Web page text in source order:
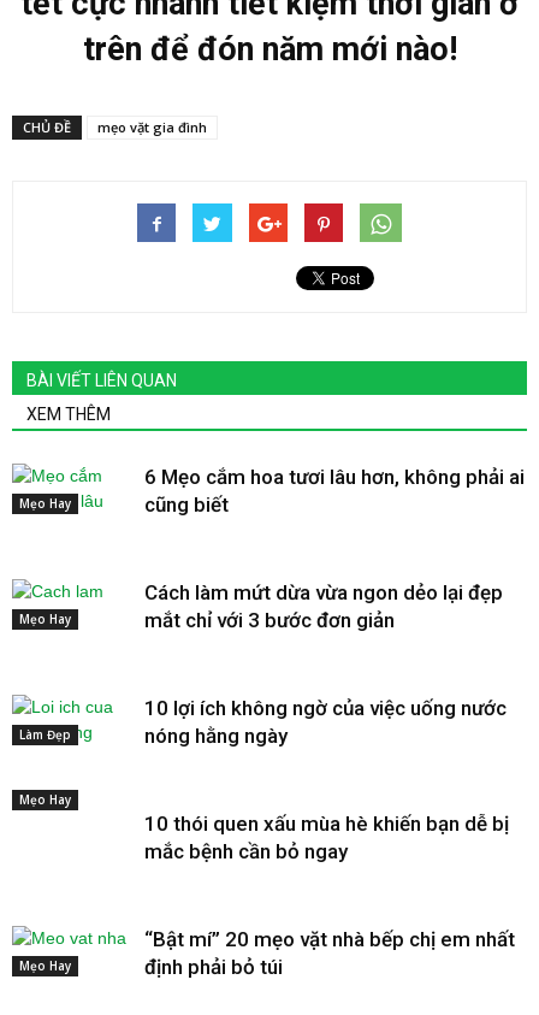
trên để đón năm mới nào!
CHỦ ĐỀ mẹo vặt gia đình
BÀI VIẾT LIÊN QUAN
XEM THÊM
Mẹo Hay
6 Mẹo cắm hoa tươi lâu hơn, không phải ai
cũng biết
Mẹo Hay
Cách làm mứt dừa vừa ngon dẻo lại đẹp
mắt chỉ với 3 bước đơn giản
Làm Đẹp
10 lợi ích không ngờ của việc uống nước
nóng hằng ngày
Mẹo Hay
10 thói quen xấu mùa hè khiến bạn dễ bị
mắc bệnh cần bỏ ngay
Mẹo Hay
“Bật mí” 20 mẹo vặt nhà bếp chị em nhất
định phải bỏ túi